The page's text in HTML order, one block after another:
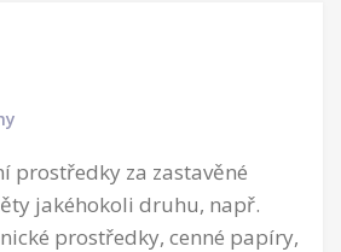
prostředky za zastavěné
jakéhokoli druhu, např.
prostředky, cenné papíry,